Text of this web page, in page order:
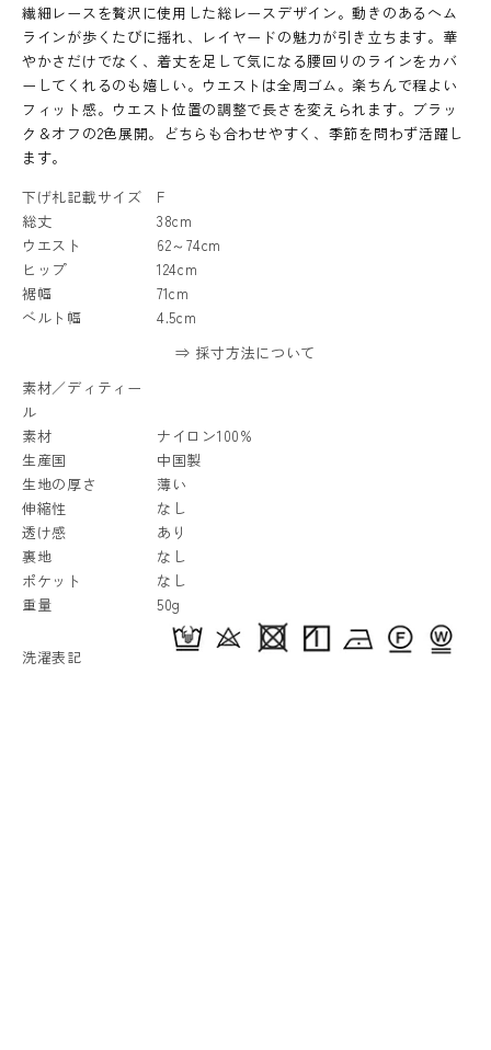
繊細レースを贅沢に使用した総レースデザイン。動きのあるヘム
ラインが歩くたびに揺れ、レイヤードの魅力が引き立ちます。華
やかさだけでなく、着丈を足して気になる腰回りのラインをカバ
ーしてくれるのも嬉しい。ウエストは全周ゴム。楽ちんで程よい
フィット感。ウエスト位置の調整で長さを変えられます。ブラッ
ク＆オフの2色展開。どちらも合わせやすく、季節を問わず活躍し
ます。
下げ札記載サイズ
F
総丈
38cm
ウエスト
62～74cm
ヒップ
124cm
裾幅
71cm
ベルト幅
4.5cm
⇒ 採寸方法について
素材／ディティー
ル
素材
ナイロン100%
生産国
中国製
生地の厚さ
薄い
伸縮性
なし
透け感
あり
裏地
なし
ポケット
なし
重量
50g
洗濯表記